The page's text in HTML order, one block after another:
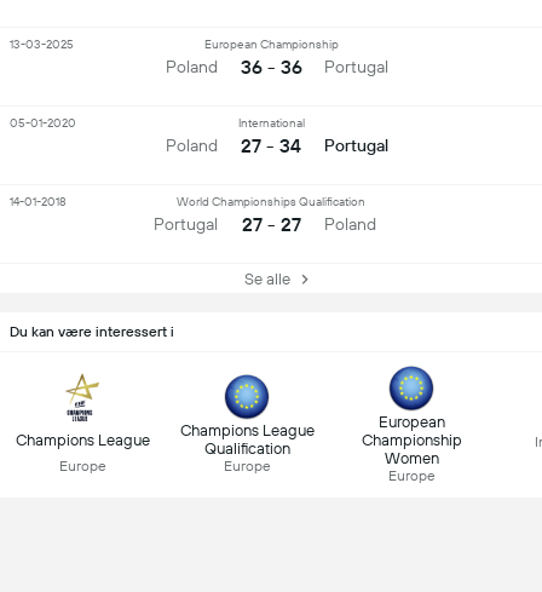
Poland
European Championship
36 - 36 Portugal
13-03-2025
Poland
International
27 - 34 Portugal
05-01-2020
Portugal
World Championships Qualification
27 - 27 Poland
14-01-2018
Se alle
Du kan være interessert i
Champions League
Europe
Champions League
Qualification
Europe
European
Championship
Women
Europe